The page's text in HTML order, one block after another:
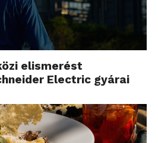
elismerést
Electric gyárai